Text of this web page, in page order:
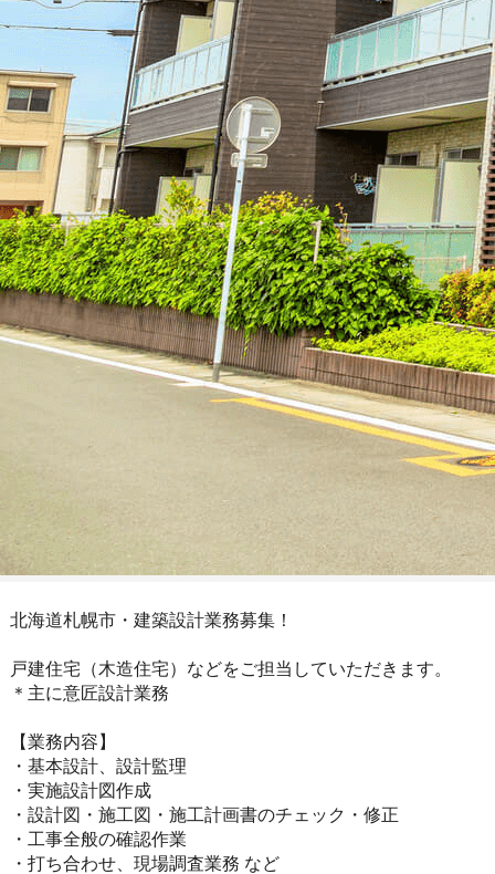
北海道札幌市・建築設計業務募集！
戸建住宅（木造住宅）などをご担当していただきます。
＊主に意匠設計業務
【業務内容】
・基本設計、設計監理
・実施設計図作成
・設計図・施工図・施工計画書のチェック・修正
・工事全般の確認作業
・打ち合わせ、現場調査業務 など